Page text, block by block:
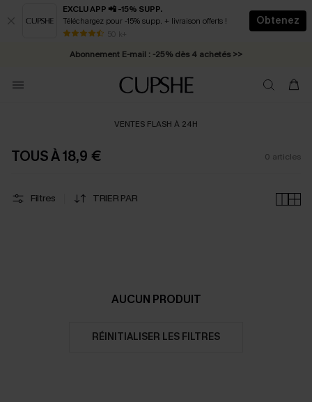
EXCLU APP 📲 -15% SUPP.
Téléchargez pour -15% supp. + livraison offerts !
50 k+
Obtenez
* Livraison éclair 2-3 jours ouvrés >>
Abonnement E-mail : -25% dès 4 achetés >>
VENTES FLASH À 24H
TOUS À 18,9 € 0 articles
Filtres TRIER PAR
AUCUN PRODUIT
RÉINITIALISER LES FILTRES